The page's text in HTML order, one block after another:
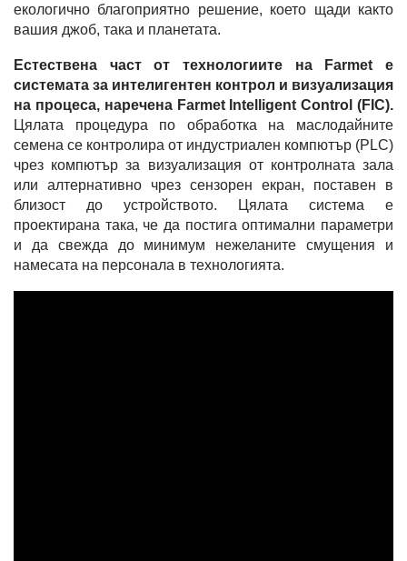
екологично благоприятно решение, което щади както
вашия джоб, така и планетата.
Естествена част от технологиите на Farmet е
системата за интелигентен контрол и визуализация
на процеса, наречена Farmet Intelligent Control (FIC).
Цялата процедура по обработка на маслодайните
семена се контролира от индустриален компютър (PLC)
чрез компютър за визуализация от контролната зала
или алтернативно чрез сензорен екран, поставен в
близост до устройството. Цялата система е
проектирана така, че да постига оптимални параметри
и да свежда до минимум нежеланите смущения и
намесата на персонала в технологията.